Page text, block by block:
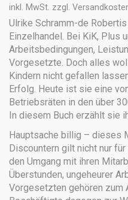
inkl. MwSt. zzgl.
Ulrike Schramm-de
Einzelhandel. Bei KiK, Plus
Arbeitsbedingungen,
Vorgesetzte. Doch alles
Kindern nicht gefallen
Erfolg. Heute ist sie eine
Betriebsräten in den über
In diesem Buch erzählt sie
Hauptsache billig – dieses
Discountern gilt nicht nur
den Umgang mit ihren
Überstunden, ungeheurer
Vorgesetzten gehören zum